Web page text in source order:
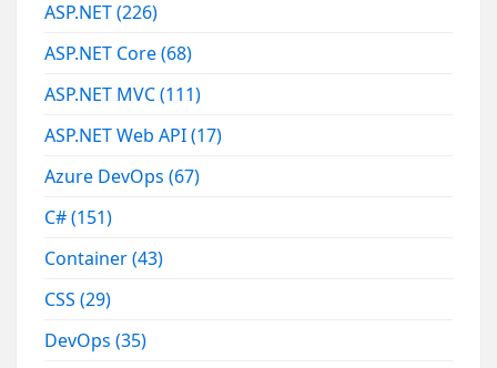
ASP.NET(226)
ASP.NET Core(68)
ASP.NET MVC(111)
ASP.NET Web API(17)
Azure DevOps(67)
C#(151)
Container(43)
CSS(29)
DevOps(35)